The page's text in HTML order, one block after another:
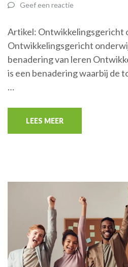
Geef een reactie
Artikel: Ontwikkelingsgericht
Ontwikkelingsgericht
benadering van leren
is een benadering waarbij de
…
LEES MEER